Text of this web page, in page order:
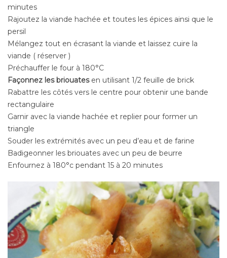
minutes
Rajoutez la viande hachée et toutes les épices ainsi que le
persil
Mélangez tout en écrasant la viande et laissez cuire la
viande ( réserver )
Préchauffer le four à 180°C
Façonnez les briouatesen utilisant 1/2 feuille de brick
Rabattre les côtés vers le centre pour obtenir une bande
rectangulaire
Garnir avec la viande hachée et replier pour former un
triangle
Souder les extrémités avec un peu d’eau et de farine
Badigeonner les briouates avec un peu de beurre
Enfournez à 180°c pendant 15 à 20 minutes